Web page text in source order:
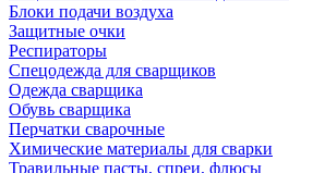
Блоки подачи воздуха
Защитные очки
Респираторы
Спецодежда для сварщиков
Одежда сварщика
Обувь сварщика
Перчатки сварочные
Химические материалы для сварки
Травильные пасты, спреи, флюсы